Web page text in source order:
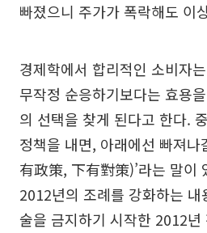
빠졌으니 주가가 폭락해도 이
경제학에서 합리적인 소비자
무작정 순응하기보다는 효용
의 선택을 찾게 된다고 한다.
정책을 내면, 아래에선 빠져
有政策, 下有對策)’라는 말이
2012년의 조례를 강화하는
술을 금지하기 시작한 2012년